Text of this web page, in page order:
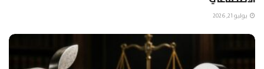
يوليو 21, 2026